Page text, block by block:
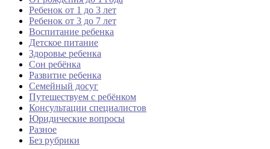
Ребенок от 1 до 3 лет
Ребенок от 3 до 7 лет
Воспитание ребенка
Детское питание
Здоровье ребенка
Сон ребёнка
Развитие ребенка
Семейный досуг
Путешествуем с ребёнком
Консультации специалистов
Юридические вопросы
Разное
Без рубрики